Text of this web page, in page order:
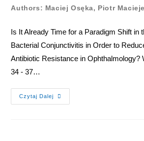
Authors: Maciej Osęka, Piotr
Is It Already Time for a Paradigm Shift in
Bacterial Conjunctivitis in Order to
Antibiotic Resistance in Ophthalmology?
34 - 37…
Czytaj Dalej